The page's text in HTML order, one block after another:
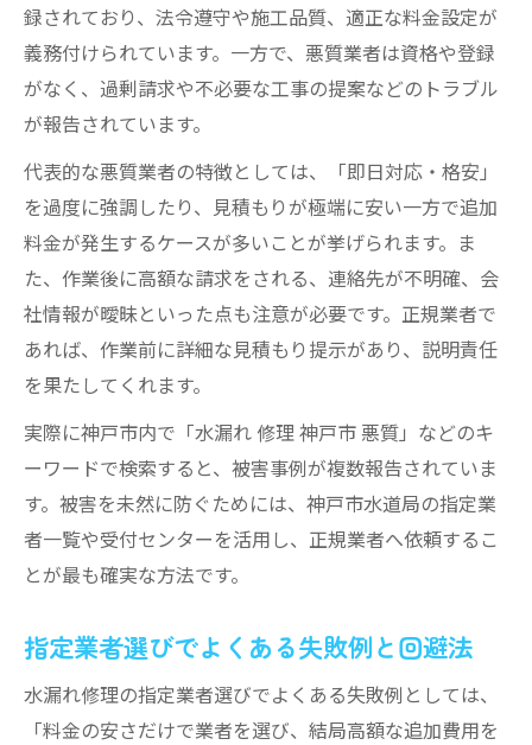
録されており、法令遵守や施工品質、適正な料金設定が
義務付けられています。一方で、悪質業者は資格や登録
がなく、過剰請求や不必要な工事の提案などのトラブル
が報告されています。
代表的な悪質業者の特徴としては、「即日対応・格安」
を過度に強調したり、見積もりが極端に安い一方で追加
料金が発生するケースが多いことが挙げられます。ま
た、作業後に高額な請求をされる、連絡先が不明確、会
社情報が曖昧といった点も注意が必要です。正規業者で
あれば、作業前に詳細な見積もり提示があり、説明責任
を果たしてくれます。
実際に神戸市内で「水漏れ 修理 神戸市 悪質」などのキ
ーワードで検索すると、被害事例が複数報告されていま
す。被害を未然に防ぐためには、神戸市水道局の指定業
者一覧や受付センターを活用し、正規業者へ依頼するこ
とが最も確実な方法です。
指定業者選びでよくある失敗例と回避法
水漏れ修理の指定業者選びでよくある失敗例としては、
「料金の安さだけで業者を選び、結局高額な追加費用を